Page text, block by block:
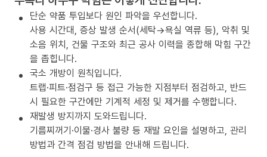
단순 약품 투입보다 원인 파악을 우선합니다.
사용 시간대, 증상 발생 순서(세탁→욕실 역류 등), 악취 및
소음 위치, 건물 구조와 최근 공사 이력을 종합해 막힘 구간
을 좁힙니다.
국소 개방이 원칙입니다.
트랩·피트·점검구 등 접근 가능한 지점부터 점검하고, 반드
시 필요한 구간에만 기계적 세정 및 제거를 수행합니다.
재발생 방지까지 도와드립니다.
기름찌꺼기·이물·경사 불량 등 재발 요인을 설명하고, 관리
방법과 간격 점검 방법을 안내해 드립니다.